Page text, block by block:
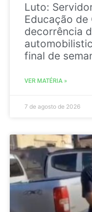
Luto:
Educação de
decorrência
final de
VER MATÉRIA »
7 de agosto de 2026